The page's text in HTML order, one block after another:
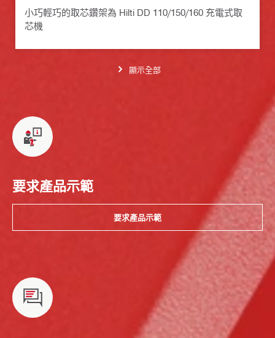
小巧輕巧的取芯鑽架為 Hilti DD 110/150/160 充電式取
芯機
顯示全部
要求產品示範
要求產品示範